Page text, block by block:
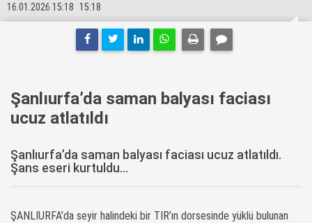
15:18
16.01.2026 15:18
Şanlıurfa’da saman balyası faciası
ucuz atlatıldı
Şanlıurfa’da saman balyası faciası ucuz atlatıldı.
Şans eseri kurtuldu...
ŞANLIURFA’da seyir halindeki bir TIR’ın dorsesinde yüklü bulunan